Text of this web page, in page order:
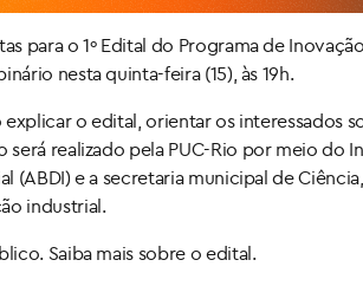
para o 1º Edital do Programa de
nesta quinta-feira (15), às 19h.
o edital, orientar os interessados
realizado pela PUC-Rio por meio do
(ABDI) e a secretaria municipal de
industrial.
Saiba mais sobre o edital.